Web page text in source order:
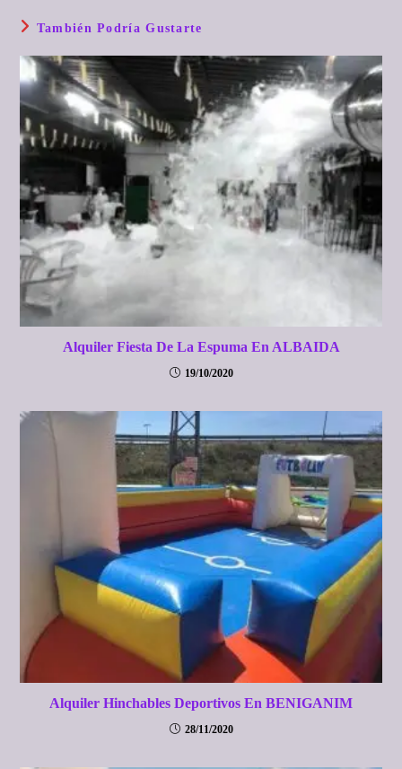
También Podría Gustarte
Alquiler Fiesta De La Espuma En ALBAIDA
19/10/2020
Alquiler Hinchables Deportivos En BENIGANIM
28/11/2020